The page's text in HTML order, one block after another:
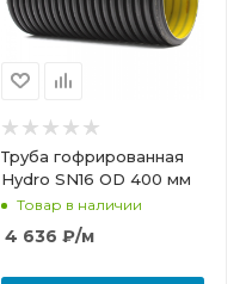
Труба гофрированная
Hydro SN16 OD 400 мм
Товар в наличии
4 636 ₽/м